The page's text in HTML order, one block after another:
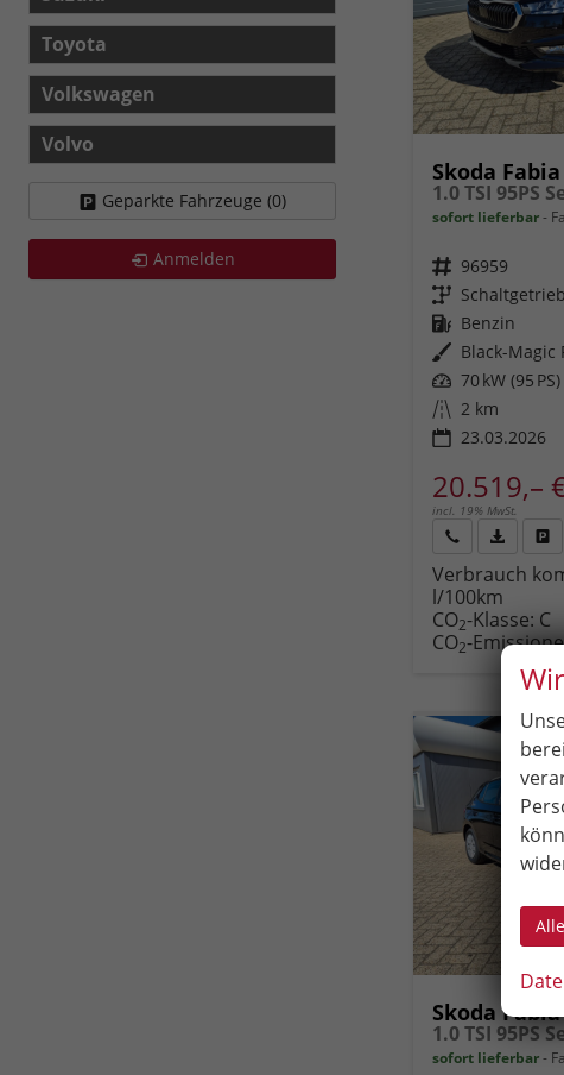
Skoda Fabia
sofort lieferbar
Fahrzeugnr. 96959
Getriebe
Kraftstoff Benzin
Außenfarbe Black-Magic
Leistung 70 kW (95 PS)
Kilometerstand 2 km
23.03.2026
20.519,–
incl. 19% MwSt.
anfordernDatei,
druckenoder
Verbrauch
l/100km
CO2-Klasse: C
CO2-
Skoda Fabia
sofort lieferbar
Toyota
Volkswagen
Volvo
Geparkte Fahrzeuge (0)
Anmelden